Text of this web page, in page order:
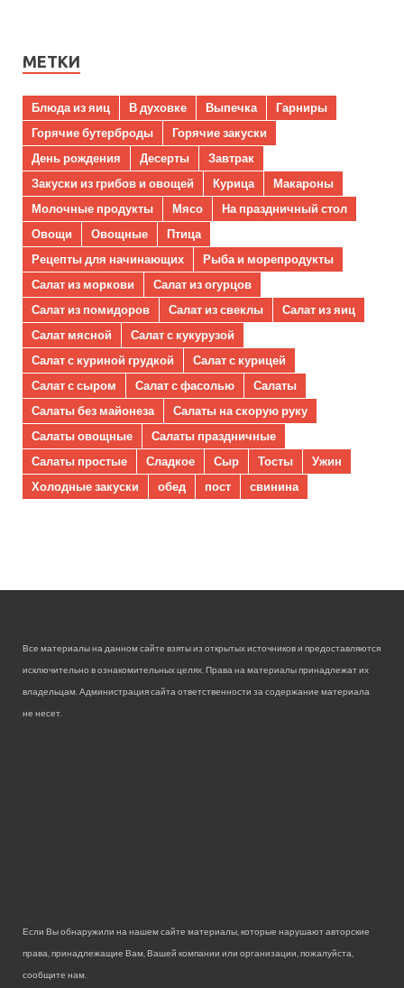
МЕТКИ
Блюда из яиц В духовке Выпечка
Гарниры
Горячие бутерброды
Горячие закуски
День рождения
Десерты
Завтрак
Закуски из грибов и овощей
Курица
Макароны
Молочные продукты
Мясо
На праздничный стол
Овощи
Овощные
Птица
Рецепты для начинающих
Рыба и морепродукты
Салат из моркови
Салат из огурцов
Салат из помидоров
Салат из свеклы
Салат из яиц
Салат мясной
Салат с кукурузой
Салат с куриной грудкой
Салат с курицей
Салат с сыром
Салат с фасолью
Салаты
Салаты без майонеза
Салаты на скорую руку
Салаты овощные
Салаты праздничные
Салаты простые
Сладкое Сыр Тосты
Ужин
Холодные закуски
обед пост свинина
Все материалы на данном сайте взяты из открытых источников и предоставляются
исключительно в ознакомительных целях. Права на материалы принадлежат их
владельцам. Администрация сайта ответственности за содержание материала
не несет.
Если Вы обнаружили на нашем сайте материалы, которые нарушают авторские
права, принадлежащие Вам, Вашей компании или организации, пожалуйста,
сообщите нам.